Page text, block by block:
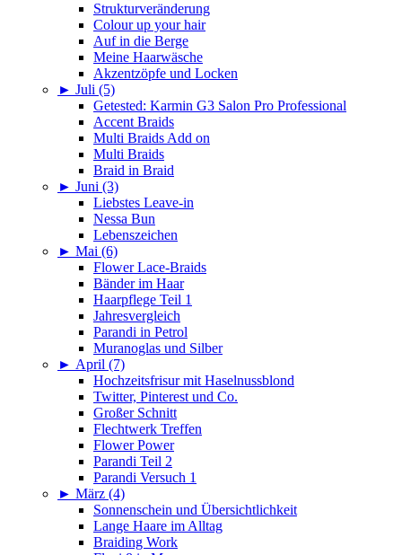
Strukturveränderung
Colour up your hair
Auf in die Berge
Meine Haarwäsche
Akzentzöpfe und Locken
► Juli (5)
Getested: Karmin G3 Salon Pro Professional
Accent Braids
Multi Braids Add on
Multi Braids
Braid in Braid
► Juni (3)
Liebstes Leave-in
Nessa Bun
Lebenszeichen
► Mai (6)
Flower Lace-Braids
Bänder im Haar
Haarpflege Teil 1
Jahresvergleich
Parandi in Petrol
Muranoglas und Silber
► April (7)
Hochzeitsfrisur mit Haselnussblond
Twitter, Pinterest und Co.
Großer Schnitt
Flechtwerk Treffen
Flower Power
Parandi Teil 2
Parandi Versuch 1
► März (4)
Sonnenschein und Übersichtlichkeit
Lange Haare im Alltag
Braiding Work